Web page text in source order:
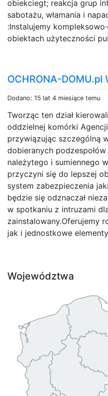
obiekciegt; reakcja grup
sabotażu, włamania i
:Instalujemy
obiektach użyteczności
OCHRONA-DOMU.pl
Dodano: 15 lat 4 miesiące temu
Tworząc ten dział
oddzielnej komórki
przywiązując szczególną
dobieranych
należytego i sumiennego
przyczyni się do lepszej
system zabezpieczenia
będzie się odznaczał
w spotkaniu z intruzami
zainstalowany.Oferujemy
jak i jednostkowe elementy
Województwa